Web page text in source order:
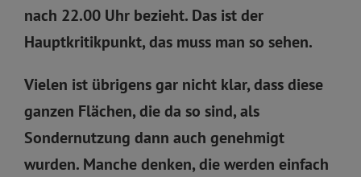
nach 22.00 Uhr bezieht. Das ist der
Hauptkritikpunkt, das muss man so sehen.
Vielen ist übrigens gar nicht klar, dass diese
ganzen Flächen, die da so sind, als
Sondernutzung dann auch genehmigt
wurden. Manche denken, die werden einfach